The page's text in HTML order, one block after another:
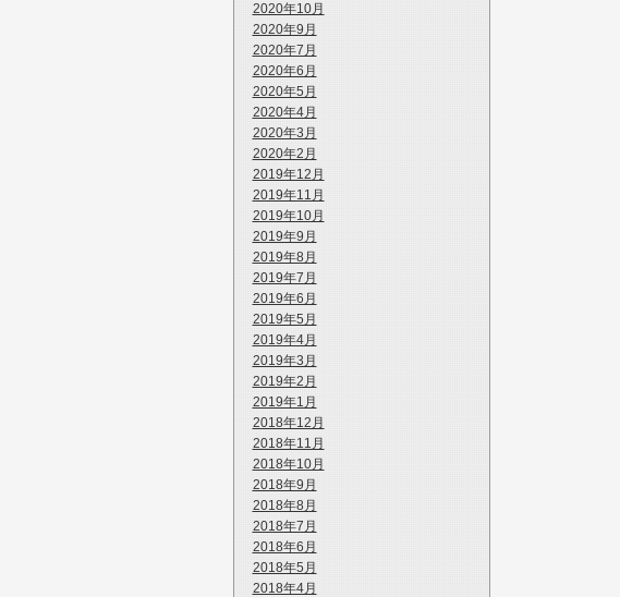
2020年10月
2020年9月
2020年7月
2020年6月
2020年5月
2020年4月
2020年3月
2020年2月
2019年12月
2019年11月
2019年10月
2019年9月
2019年8月
2019年7月
2019年6月
2019年5月
2019年4月
2019年3月
2019年2月
2019年1月
2018年12月
2018年11月
2018年10月
2018年9月
2018年8月
2018年7月
2018年6月
2018年5月
2018年4月